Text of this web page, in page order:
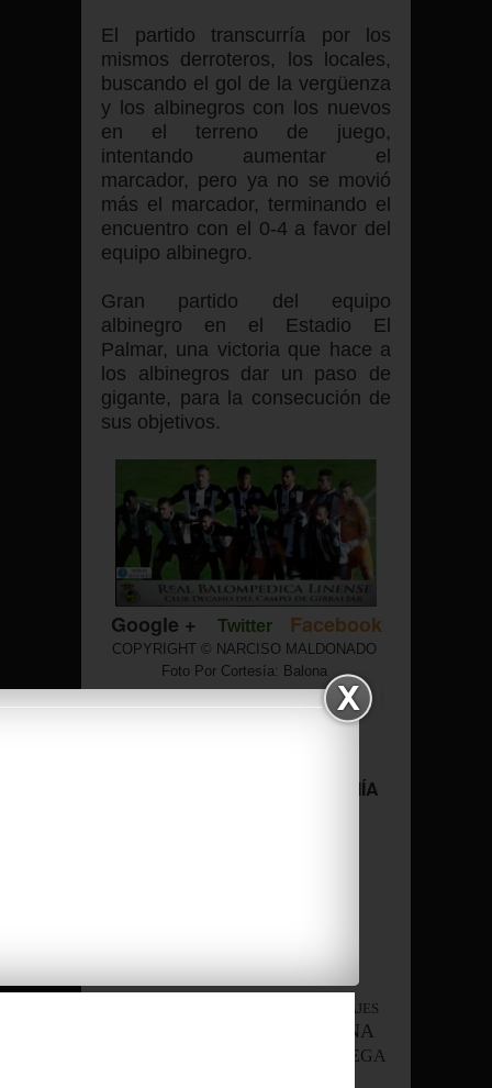
El partido transcurría por los
mismos derroteros, los locales,
buscando el gol de la vergüenza
y los albinegros con los nuevos
en el terreno de juego,
intentando aumentar el
marcador, pero ya no se movió
más el marcador, terminando el
encuentro con el 0-4 a favor del
equipo albinegro.
Gran partido del equipo
albinegro en el Estadio El
Palmar, una victoria que hace a
los albinegros dar un paso de
gigante, para la consecución de
sus objetivos.
Google + Twitter Facebook
COPYRIGHT © NARCISO MALDONADO
Foto Por Cortesía: Balona
CURIOSIDADES Y ASTRONOMÍA
HISTORIA Y VIAJES
BALONA
MEGA